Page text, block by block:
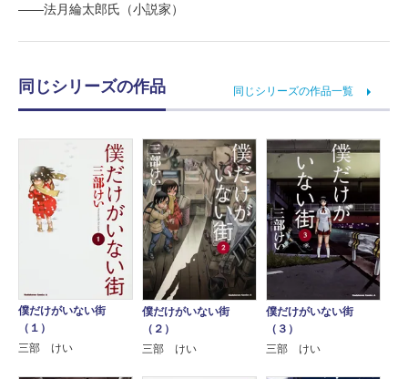
――法月綸太郎氏（小説家）
同じシリーズの作品 同じシリーズの作品一覧
僕だけがいない街
（１）
三部 けい
僕だけがいない街
（２）
三部 けい
僕だけがいない街
（３）
三部 けい